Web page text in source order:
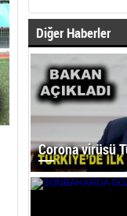
Diğer Haberler
Corona virüsü